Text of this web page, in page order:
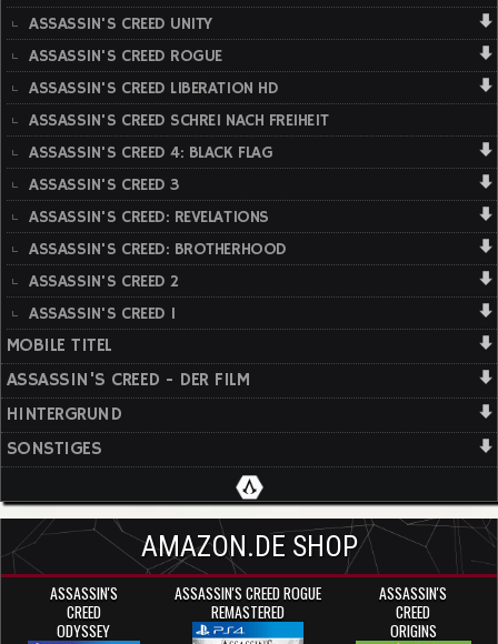
ASSASSIN'S CREED UNITY
ASSASSIN'S CREED ROGUE
ASSASSIN'S CREED LIBERATION HD
ASSASSIN'S CREED SCHREI NACH FREIHEIT
ASSASSIN'S CREED 4: BLACK FLAG
ASSASSIN'S CREED 3
ASSASSIN'S CREED: REVELATIONS
ASSASSIN'S CREED: BROTHERHOOD
ASSASSIN'S CREED 2
ASSASSIN'S CREED 1
MOBILE TITEL
ASSASSIN'S CREED - DER FILM
HINTERGRUND
SONSTIGES
AMAZON.DE SHOP
ASSASSIN'S
CREED
ODYSSEY
ASSASSIN'S CREED ROGUE
REMASTERED
ASSASSIN'S
CREED
ORIGINS